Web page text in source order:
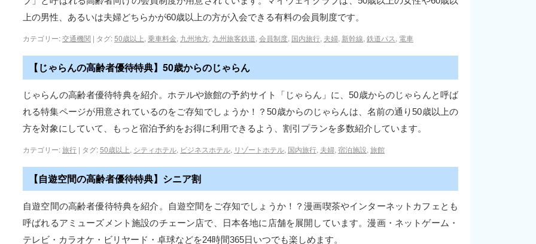
上の男性、あるいは夫婦どちらかが60歳以上の方が入会できる有料の会員制度です。
カテゴリー:交通機関 | タグ:50歳以上, 乗車料金, 九州地方, 九州旅客鉄道, 会員制度, 国内旅行, 夫婦, 新幹線, 鉄道パス, 電車
【じゃらんの高齢者優待特典】50歳からのじゃらん
じゃらんの高齢者優待特典を紹介。ホテルや旅館の予約サイト「じゃらん」に、50歳からのじゃらんと呼ば
れる特集ページが用意されているのをご存知でしょうか！？50歳からのじゃらんは、名前の通り50歳以上の
方を対象にしていて、もっと宿泊予約をお得に利用できるよう、割引プランを多数紹介しています。
カテゴリー:旅行 | タグ:50歳以上, シティホテル, ビジネスホテル, リゾートホテル, 国内旅行, 夫婦, 宿泊施設, 旅館
【自遊空間の高齢者優待特典】シニア割
自遊空間の高齢者優待特典を紹介。自遊空間をご存知でしょうか！？漫画喫茶やインターネットカフェとも
呼ばれるアミューズメント施設のチェーン店で、日本各地に店舗を展開しています。漫画・ネットゲーム・
テレビ・カラオケ・ビリヤード・卓球などを24時間365日いつでも楽しめます。